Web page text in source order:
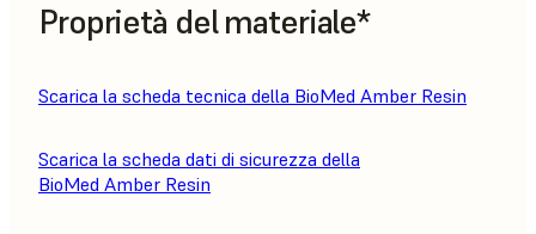
Proprietà del materiale*
Scarica la scheda tecnica della BioMed Amber Resin
Scarica la scheda dati di sicurezza della
BioMed Amber Resin